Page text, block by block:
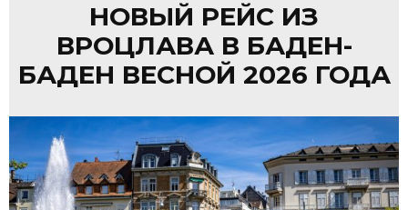
НОВЫЙ РЕЙС ИЗ
ВРОЦЛАВА В БАДЕН-
БАДЕН ВЕСНОЙ 2026 ГОДА